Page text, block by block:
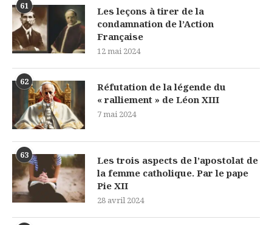
61
Les leçons à tirer de la
condamnation de l’Action
Française
12 mai 2024
62
Réfutation de la légende du
« ralliement » de Léon XIII
7 mai 2024
63
Les trois aspects de l’apostolat de
la femme catholique. Par le pape
Pie XII
28 avril 2024